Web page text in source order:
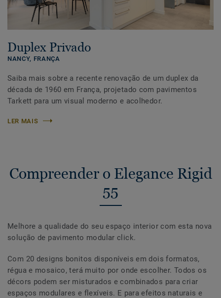
Duplex Privado
NANCY, FRANÇA
Saiba mais sobre a recente renovação de um duplex da
década de 1960 em França, projetado com pavimentos
Tarkett para um visual moderno e acolhedor.
LER MAIS
Compreender o Elegance Rigid
55
Melhore a qualidade do seu espaço interior com esta nova
solução de pavimento modular click.
Com 20 designs bonitos disponíveis em dois formatos,
régua e mosaico, terá muito por onde escolher. Todos os
décors podem ser misturados e combinados para criar
espaços modulares e flexíveis. E para efeitos naturais e